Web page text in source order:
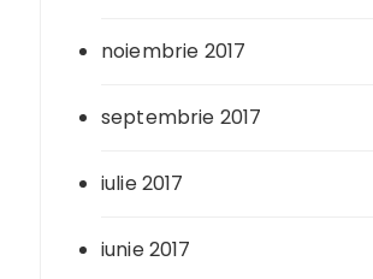
noiembrie 2017
septembrie 2017
iulie 2017
iunie 2017